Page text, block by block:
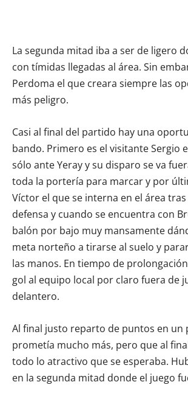
La segunda mitad iba a ser de ligero
con tímidas llegadas al área. Sin
Perdoma el que creara siempre las
más peligro.
Casi al final del partido hay una
bando. Primero es el visitante Sergio
sólo ante Yeray y su disparo se va
toda la portería para marcar y por
Víctor el que se interna en el área
defensa y cuando se encuentra con
balón por bajo muy mansamente
meta norteño a tirarse al suelo y
las manos. En tiempo de
gol al equipo local por claro fuera de
delantero.
Al final justo reparto de puntos en un
prometía mucho más, pero que al
todo lo atractivo que se esperaba.
en la segunda mitad donde el juego